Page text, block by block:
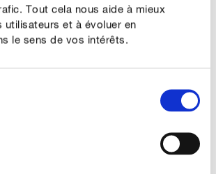
Tout cela nous aide à mieux
utilisateurs et à évoluer en
le sens de vos intérêts.